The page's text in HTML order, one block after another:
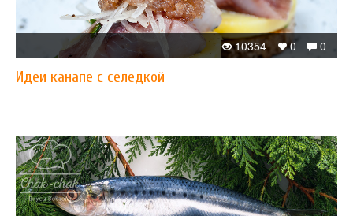
0
0
10354
Идеи канапе с селедкой